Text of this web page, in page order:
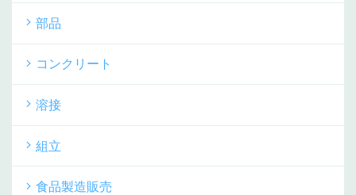
部品
コンクリート
溶接
組立
食品製造販売